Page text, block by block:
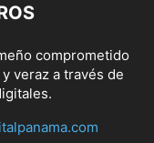
comprometido
veraz a través de